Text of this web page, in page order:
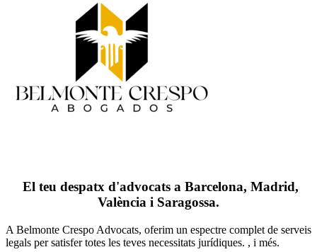
El teu despatx d'advocats a Barcelona, Madrid,
València i Saragossa.
A Belmonte Crespo Advocats, oferim un espectre complet de serveis
legals per satisfer totes les teves necessitats jurídiques. , i més.